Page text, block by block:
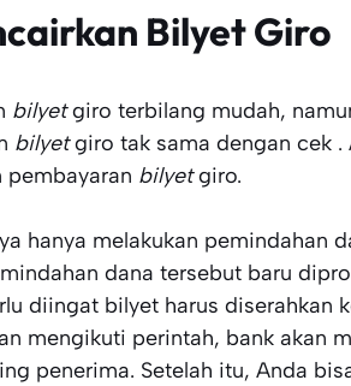
Bilyet Giro
bilyetgiro terbilang mudah,
bilyetgiro tak sama dengan cek
pembayaran bilyetgiro.
hanya melakukan pemindahan
dana tersebut baru
diingat bilyet harus diserahkan
mengikuti perintah, bank akan
penerima. Setelah itu, Anda